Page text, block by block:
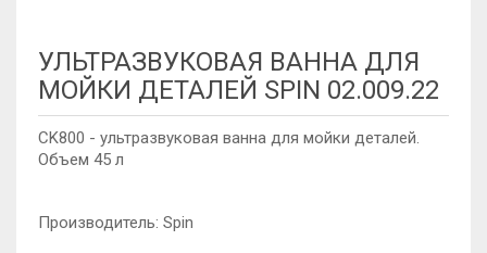
УЛЬТРАЗВУКОВАЯ ВАННА ДЛЯ
МОЙКИ ДЕТАЛЕЙ SPIN 02.009.22
CK800 - ультразвуковая ванна для мойки деталей.
Объем 45 л
Производитель: Spin